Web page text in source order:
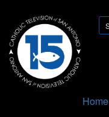
Home